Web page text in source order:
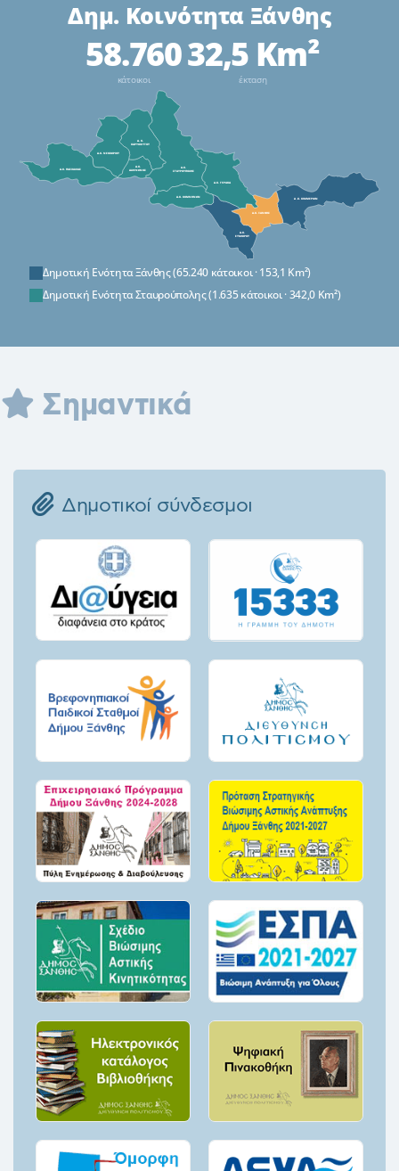
Δημ. Κοινότητα Ξάνθης
58.760
κάτοικοι
32,5 Km²
έκταση
Δημοτική Ενότητα Ξάνθης (65.240 κάτοικοι · 153,1 Km²)
Δημοτική Ενότητα Σταυρούπολης (1.635 κάτοικοι · 342,0 Km²)
Σημαντικά
Δημοτικοί σύνδεσμοι